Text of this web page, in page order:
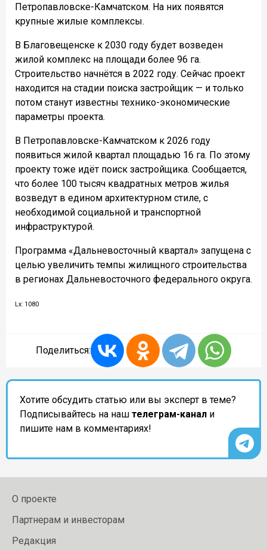
Петропавловске-Камчатском. На них появятся
крупные жилые комплексы.
В Благовещенске к 2030 году будет возведен
жилой комплекс на площади более 96 га.
Строительство начнётся в 2022 году. Сейчас проект
находится на стадии поиска застройщик — и только
потом станут известны технико-экономические
параметры проекта.
В Петропавловске-Камчатском к 2026 году
появиться жилой квартал площадью 16 га. По этому
проекту тоже идёт поиск застройщика. Сообщается,
что более 100 тысяч квадратных метров жилья
возведут в едином архитектурном стиле, с
необходимой социальной и транспортной
инфраструктурой.
Программа «Дальневосточный квартал» запущена с
целью увеличить темпы жилищного строительства
в регионах Дальневосточного федерального округа.
Lx: 1080
Поделиться:
Хотите обсудить статью или вы эксперт в теме?
Подписывайтесь на наш телеграм-канал и
пишите нам в комментариях!
О проекте
Партнерам и инвесторам
Редакция